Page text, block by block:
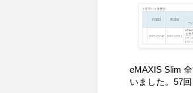
eMAXIS Slim
いました。57回